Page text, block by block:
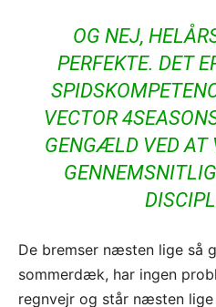
OG NEJ,
PERFEKTE. DET
VECTOR
GENGÆLD VED AT
De bremser næsten lige så
sommerdæk, har ingen
regnvejr og står næsten